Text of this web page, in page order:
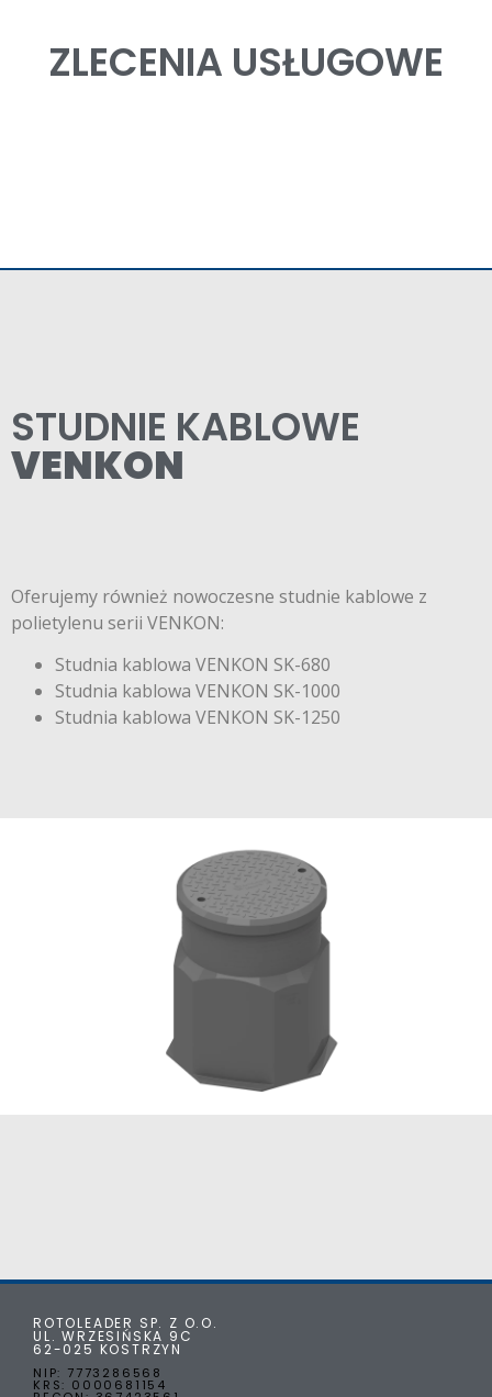
ZLECENIA USŁUGOWE
STUDNIE KABLOWE
VENKON
Oferujemy również nowoczesne studnie kablowe z
polietylenu serii VENKON:
Studnia kablowa VENKON SK-680
Studnia kablowa VENKON SK-1000
Studnia kablowa VENKON SK-1250
ROTOLEADER SP. Z O.O.
UL. WRZESIŃSKA 9C
62-025 KOSTRZYN
NIP: 7773286568
KRS: 0000681154